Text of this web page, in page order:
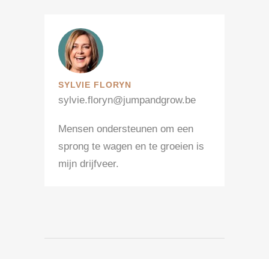
SYLVIE FLORYN
sylvie.floryn@jumpandgrow.be
Mensen ondersteunen om een
sprong te wagen en te groeien is
mijn drijfveer.